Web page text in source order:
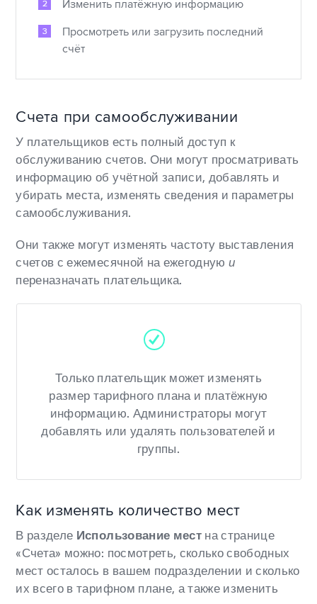
Изменить платёжную информацию
Просмотреть или загрузить последний
счёт
Счета при самообслуживании
У плательщиков есть полный доступ к
обслуживанию счетов. Они могут просматривать
информацию об учётной записи, добавлять и
убирать места, изменять сведения и параметры
самообслуживания.
Они также могут изменять частоту выставления
счетов с ежемесячной на ежегодную и
переназначать плательщика.
Только плательщик может изменять
размер тарифного плана и платёжную
информацию. Администраторы могут
добавлять или удалять пользователей и
группы.
Как изменять количество мест
В разделе Использование местна странице
«Счета» можно: посмотреть, сколько свободных
мест осталось в вашем подразделении и сколько
их всего в тарифном плане, а также изменить